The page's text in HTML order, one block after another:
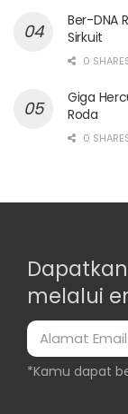
Ber-DNA
Sirkuit
0
Giga
Roda
0
melalui
*Kamu dapat